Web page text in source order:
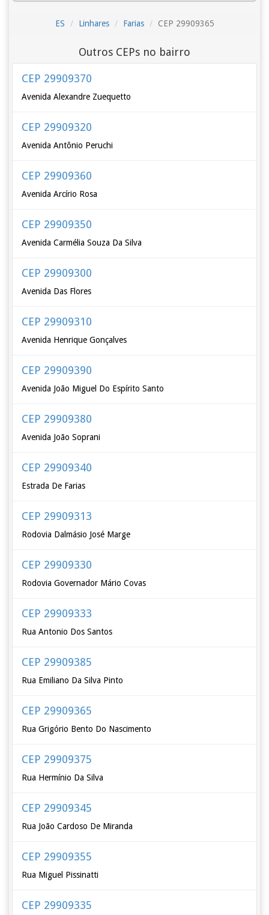
ES Linhares Farias CEP 29909365
Outros CEPs no bairro
CEP 29909370
Avenida Alexandre Zuequetto
CEP 29909320
Avenida Antônio Peruchi
CEP 29909360
Avenida Arcírio Rosa
CEP 29909350
Avenida Carmélia Souza Da Silva
CEP 29909300
Avenida Das Flores
CEP 29909310
Avenida Henrique Gonçalves
CEP 29909390
Avenida João Miguel Do Espírito Santo
CEP 29909380
Avenida João Soprani
CEP 29909340
Estrada De Farias
CEP 29909313
Rodovia Dalmásio José Marge
CEP 29909330
Rodovia Governador Mário Covas
CEP 29909333
Rua Antonio Dos Santos
CEP 29909385
Rua Emiliano Da Silva Pinto
CEP 29909365
Rua Grigório Bento Do Nascimento
CEP 29909375
Rua Hermínio Da Silva
CEP 29909345
Rua João Cardoso De Miranda
CEP 29909355
Rua Miguel Pissinatti
CEP 29909335